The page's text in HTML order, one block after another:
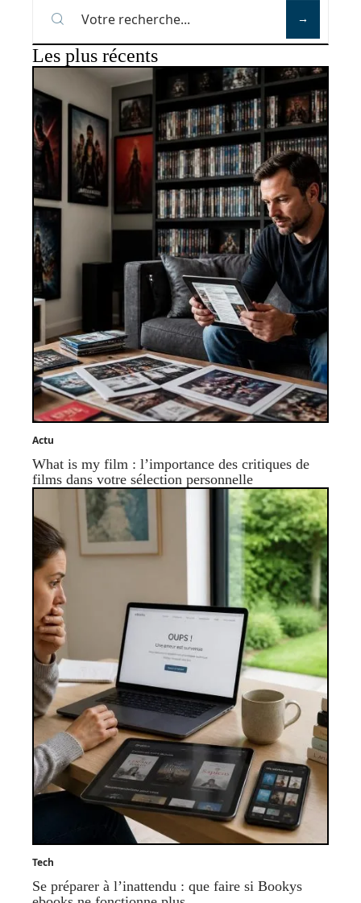
Les plus récents
Actu
What is my film : l’importance des critiques de
films dans votre sélection personnelle
Tech
Se préparer à l’inattendu : que faire si Bookys